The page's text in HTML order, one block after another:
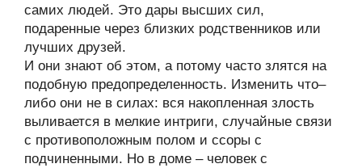
самих людей. Это дары высших сил,
подаренные через близких родственников или
лучших друзей.
И они знают об этом, а потому часто злятся на
подобную предопределенность. Изменить что–
либо они не в силах: вся накопленная злость
выливается в мелкие интриги, случайные связи
с противоположным полом и ссоры с
подчиненными. Но в доме – человек с